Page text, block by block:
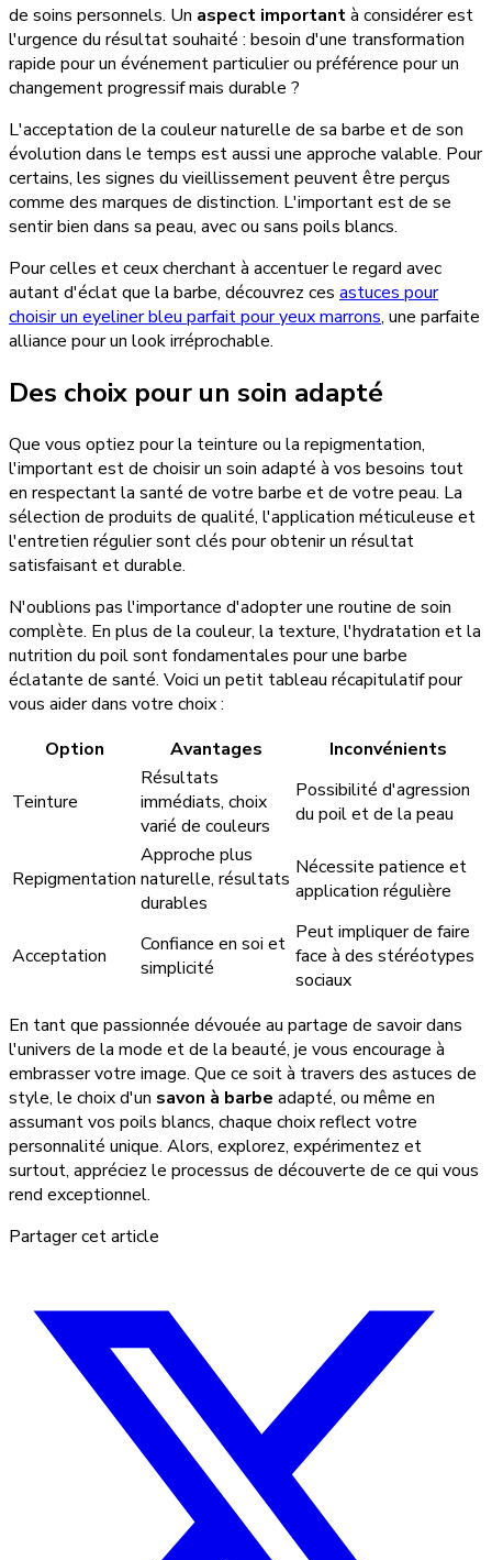
de soins personnels. Un aspect importantà considérer est
l'urgence du résultat souhaité : besoin d'une transformation
rapide pour un événement particulier ou préférence pour un
changement progressif mais durable ?
L'acceptation de la couleur naturelle de sa barbe et de son
évolution dans le temps est aussi une approche valable. Pour
certains, les signes du vieillissement peuvent être perçus
comme des marques de distinction. L'important est de se
sentir bien dans sa peau, avec ou sans poils blancs.
Pour celles et ceux cherchant à accentuer le regard avec
autant d'éclat que la barbe, découvrez ces astuces pour
choisir un eyeliner bleu parfait pour yeux marrons, une parfaite
alliance pour un look irréprochable.
Des choix pour un soin adapté
Que vous optiez pour la teinture ou la repigmentation,
l'important est de choisir un soin adapté à vos besoins tout
en respectant la santé de votre barbe et de votre peau. La
sélection de produits de qualité, l'application méticuleuse et
l'entretien régulier sont clés pour obtenir un résultat
satisfaisant et durable.
N'oublions pas l'importance d'adopter une routine de soin
complète. En plus de la couleur, la texture, l'hydratation et la
nutrition du poil sont fondamentales pour une barbe
éclatante de santé. Voici un petit tableau récapitulatif pour
vous aider dans votre choix :
Option
Avantages Inconvénients
Teinture
Résultats
immédiats, choix
varié de couleurs
Possibilité d'agression
du poil et de la peau
Repigmentation
Approche plus
naturelle, résultats
durables
Nécessite patience et
application régulière
Acceptation
Confiance en soi et
simplicité
Peut impliquer de faire
face à des stéréotypes
sociaux
En tant que passionnée dévouée au partage de savoir dans
l'univers de la mode et de la beauté, je vous encourage à
embrasser votre image. Que ce soit à travers des astuces de
style, le choix d'un savon à barbe adapté, ou même en
assumant vos poils blancs, chaque choix reflect votre
personnalité unique. Alors, explorez, expérimentez et
surtout, appréciez le processus de découverte de ce qui vous
rend exceptionnel.
Partager cet article